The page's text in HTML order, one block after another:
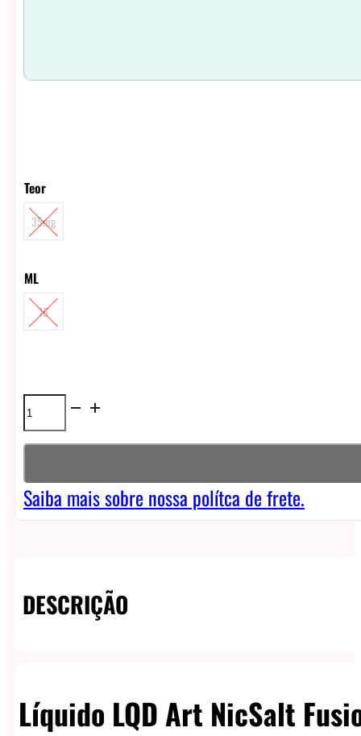
Teor
35mg
ML
16
Líquido
LQD
NicSalt
Fusion
Cherry
quantidade
Saiba mais sobre nossa polítca de frete.
DESCRIÇÃO
Líquido LQD Art NicSalt